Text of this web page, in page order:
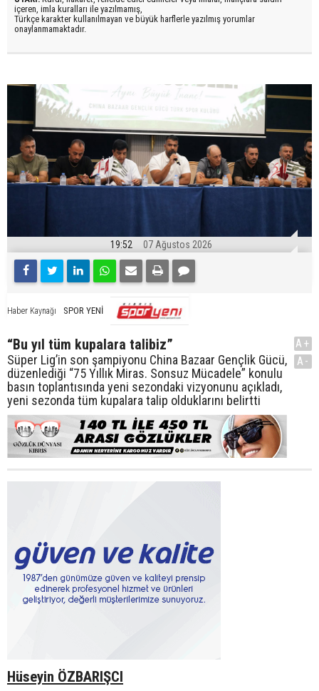
içeren, imla kuralları ile yazılmamış,
Türkçe karakter kullanılmayan ve büyük harflerle yazılmış yorumlar
onaylanmamaktadır.
19:52 07 Ağustos 2026
Haber Kaynağı SPOR YENİ
“Bu yıl tüm kupalara talibiz”
Süper Lig’in son şampiyonu China Bazaar Gençlik Gücü,
düzenlediği “75 Yıllık Miras. Sonsuz Mücadele” konulu
basın toplantısında yeni sezondaki vizyonunu açıkladı,
yeni sezonda tüm kupalara talip olduklarını belirtti
A+
A-
Hüseyin ÖZBARIŞCI